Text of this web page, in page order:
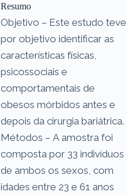
Resumo
Objetivo – Este estudo teve
por objetivo identificar as
características físicas,
psicossociais e
comportamentais de
obesos mórbidos antes e
depois da cirurgia bariátrica.
Métodos – A amostra foi
composta por 33 indivíduos
de ambos os sexos, com
idades entre 23 e 61 anos